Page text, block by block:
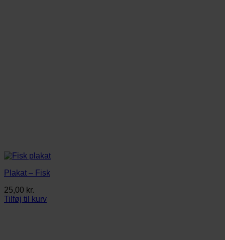
Plakat – Fisk
25,00 kr.
Tilføj til kurv